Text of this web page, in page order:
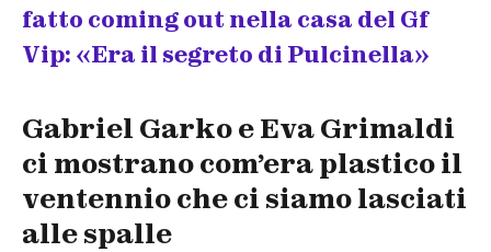
fatto coming out nella casa del Gf
Vip: «Era il segreto di Pulcinella»
Gabriel Garko e Eva Grimaldi
ci mostrano com’era plastico il
ventennio che ci siamo lasciati
alle spalle